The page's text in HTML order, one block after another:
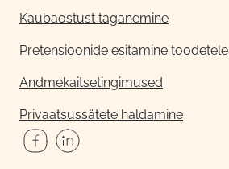
Kaubaostust taganemine
Pretensioonide esitamine toodetele
Andmekaitsetingimused
Privaatsussätete haldamine